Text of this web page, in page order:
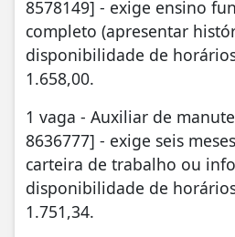
8578149] - exige ensino
completo (apresentar
disponibilidade de horários
1.658,00.
1 vaga - Auxiliar de
8636777] - exige seis
carteira de trabalho ou
disponibilidade de horários
1.751,34.